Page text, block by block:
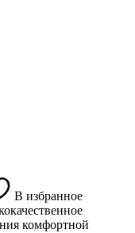
В избранное
комфортной